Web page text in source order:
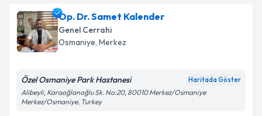
Op. Dr. Samet Kalender
Genel Cerrahi
Osmaniye, Merkez
Özel Osmaniye Park Hastanesi Haritada Göster
Alibeyli, Karaoğlanoğlu Sk. No:20, 80010 Merkez/Osmaniye
Merkez/Osmaniye, Turkey